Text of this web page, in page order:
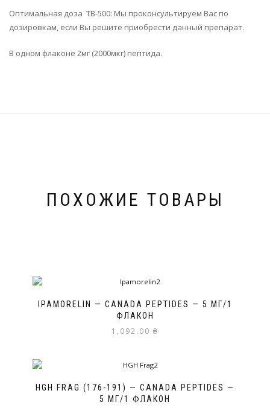
Оптимальная доза TB-500: Мы проконсультируем Вас по
дозировкам, если Вы решите приобрести данный препарат.
В одном флаконе 2мг (2000мкг) пептида.
ПОХОЖИЕ ТОВАРЫ
IPAMORELIN — CANADA PEPTIDES — 5 МГ/1
ФЛАКОН
1,092.00 ₴
HGH FRAG (176-191) — CANADA PEPTIDES —
5 МГ/1 ФЛАКОН